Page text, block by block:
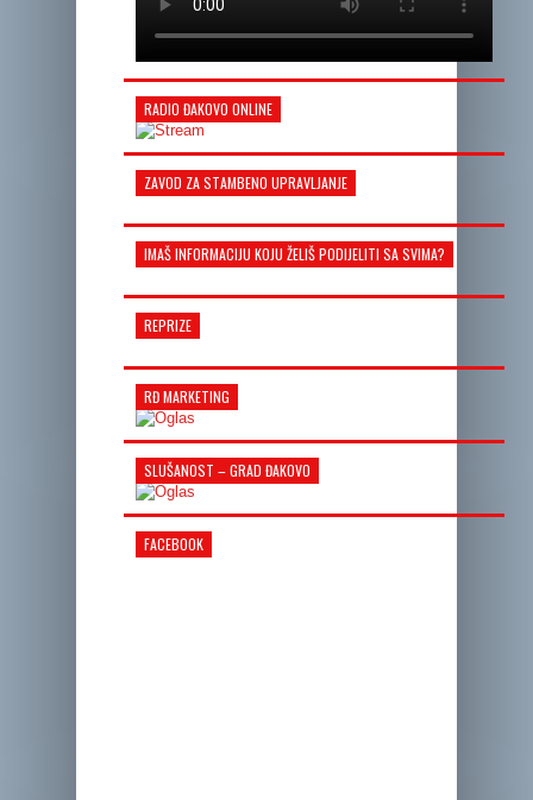
RADIO ĐAKOVO ONLINE
ZAVOD ZA STAMBENO UPRAVLJANJE
IMAŠ INFORMACIJU KOJU ŽELIŠ PODIJELITI SA SVIMA?
REPRIZE
RĐ MARKETING
SLUŠANOST – GRAD ĐAKOVO
FACEBOOK